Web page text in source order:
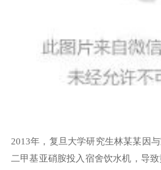
2013年，复旦大学研究生林某某因
二甲基亚硝胺投入宿舍饮水机，导